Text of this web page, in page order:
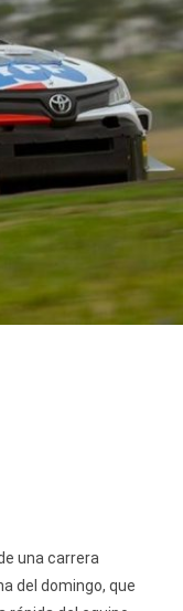
una carrera
del domingo, que